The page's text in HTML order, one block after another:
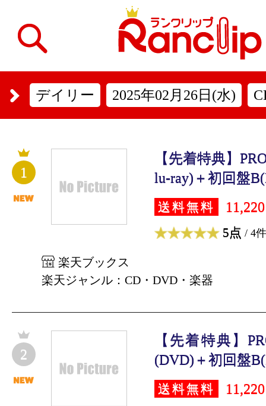
デイリー 2025年02月26日(水)
1
【先着特典】
lu-ray)＋初回盤
送料無料
5点 / 4件
楽天ブックス
楽天ジャンル：CD・DVD・楽器
2
【先着特典】
(DVD)＋初回盤
送料無料